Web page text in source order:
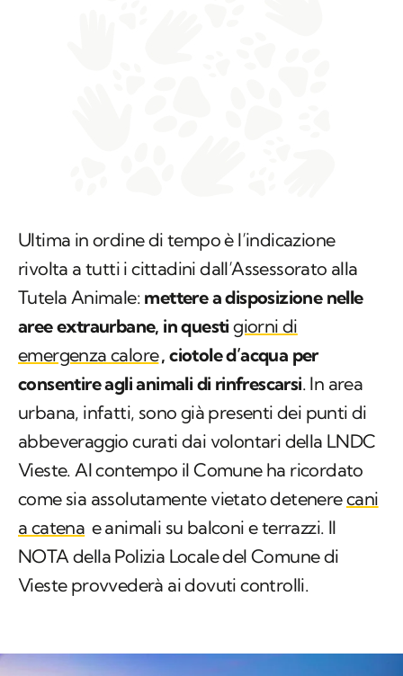
Ultima in ordine di tempo è l’indicazione
rivolta a tutti i cittadini dall’Assessorato alla
Tutela Animale: mettere a disposizione nelle
aree extraurbane, in questigiorni di
emergenza calore, ciotole d’acqua per
consentire agli animali di rinfrescarsi. In area
urbana, infatti, sono già presenti dei punti di
abbeveraggio curati dai volontari della LNDC
Vieste. Al contempo il Comune ha ricordato
come sia assolutamente vietato detenerecani
a catena e animali su balconi e terrazzi. Il
NOTA della Polizia Locale del Comune di
Vieste provvederà ai dovuti controlli.